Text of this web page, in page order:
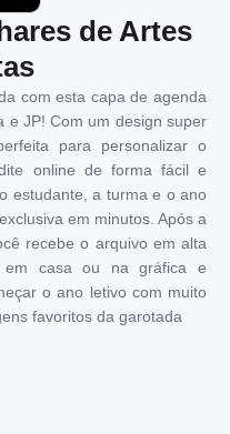
de Artes
com esta capa de agenda
e JP! Com um design super
para personalizar o
online de forma fácil e
estudante, a turma e o ano
em minutos. Após a
recebe o arquivo em alta
em casa ou na gráfica e
o ano letivo com muito
favoritos da garotada